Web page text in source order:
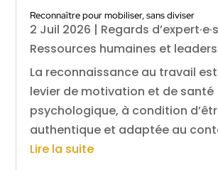
Reconnaître pour mobiliser, sans diviser
2 Juil 2026 | Regards
Ressources humaines et
La reconnaissance au travail
levier de motivation et de santé
psychologique, à condition
authentique et adaptée au
Lire la suite